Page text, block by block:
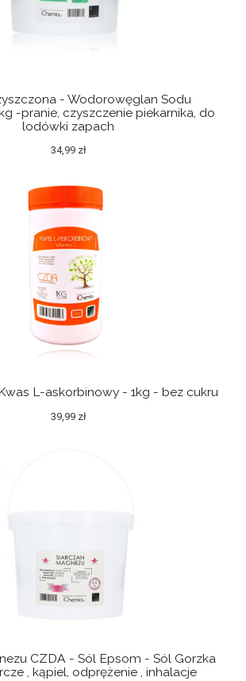
- Wodorowęglan Sodu
-pranie, czyszczenie piekarnika, do
lodówki zapach
34,99 zł
L-askorbinowy - 1kg - bez cukru
39,99 zł
CZDA - Sól Epsom - Sól Gorzka
, kąpiel, odprężenie , inhalacje